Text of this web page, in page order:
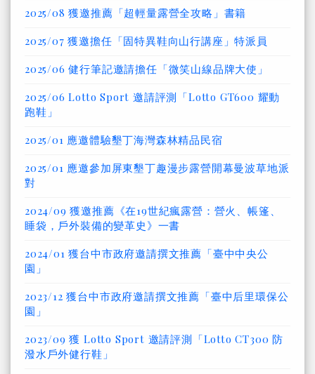
2025/08 獲邀推薦「超輕量露營全攻略」書籍
2025/07 獲邀擔任「固特異鞋向山行講座」特派員
2025/06 健行筆記邀請擔任「微笑山線品牌大使」
2025/06 Lotto Sport 邀請評測「Lotto GT600 耀動
跑鞋」
2025/01 應邀體驗墾丁海灣森林精品民宿
2025/01 應邀參加屏東墾丁趣漫步露營開幕曼波草地派
對
2024/09 獲邀推薦《在19世紀瘋露營：營火、帳篷、
睡袋，戶外裝備的變革史》一書
2024/01 獲台中市政府邀請撰文推薦「臺中中央公
園」
2023/12 獲台中市政府邀請撰文推薦「臺中后里環保公
園」
2023/09 獲 Lotto Sport 邀請評測「Lotto CT300 防
潑水戶外健行鞋」